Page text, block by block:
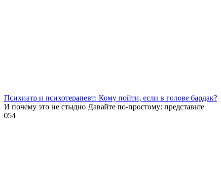
Психиатр и психотерапевт: Кому пойти, если в голове бардак?
И почему это не стыдно Давайте по-простому: представьте
054